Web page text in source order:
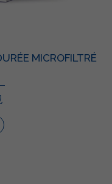
MICROFILTRÉ